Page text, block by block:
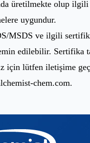
üretilmekte olup ilgili
uygundur.
MSDS ve ilgili
edilebilir. Sertifika
için lütfen iletişime
chem.com.